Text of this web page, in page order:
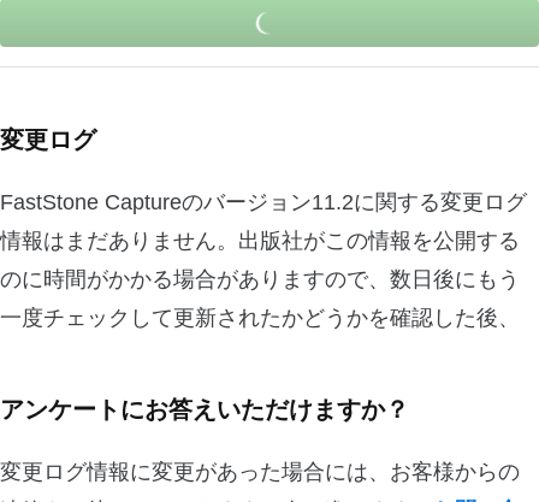
変更ログ
FastStone Captureのバージョン11.2に関する変更ログ
情報はまだありません。出版社がこの情報を公開する
のに時間がかかる場合がありますので、数日後にもう
一度チェックして更新されたかどうかを確認した後、
アンケートにお答えいただけますか？
変更ログ情報に変更があった場合には、お客様からの